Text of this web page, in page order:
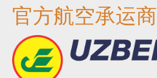
官方航空承运商